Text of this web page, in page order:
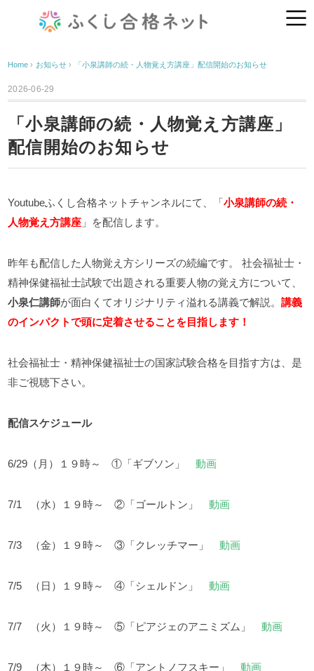
Home › お知らせ › 「小泉講師の続・人物覚え方講座」配信開始のお知らせ
2026-06-29
「小泉講師の続・人物覚え方講座」
配信開始のお知らせ
Youtubeふくし合格ネットチャンネルにて、「小泉講師の続・
人物覚え方講座 」を配信します。
昨年も配信した人物覚え方シリーズの続編です。
社会福祉士・
精神保健福祉士試験で出題される重要人物の覚え方について、
小泉仁講師が面白くてオリジナリティ溢れる講義で解説。講義
のインパクトで頭に定着させることを目指します！
社会福祉士・精神保健福祉士の国家試験合格を目指す方は、是
非ご視聴下さい。
配信スケジュール
6/29（月）１９時～ ①「ギブソン」動画
7/1 （水）１９時～ ②「ゴールトン」動画
7/3 （金）１９時～ ③「クレッチマー」動画
7/5 （日）１９時～ ④「シェルドン」動画
7/7 （火）１９時～ ⑤「ピアジェのアニミズム」動画
7/9 （木）１９時～ ⑥「アントノフスキー」動画